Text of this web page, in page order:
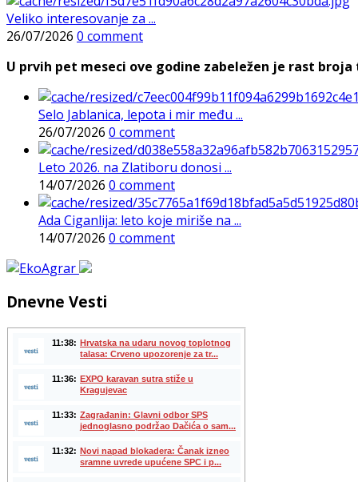
Veliko interesovanje za ...
26/07/2026 0 comment
U prvih pet meseci ove godine zabeležen je rast
Selo Jablanica, lepota i mir među ...
26/07/2026 0 comment
Leto 2026. na Zlatiboru donosi ...
14/07/2026 0 comment
Ada Ciganlija: leto koje miriše na ...
14/07/2026 0 comment
Dnevne Vesti